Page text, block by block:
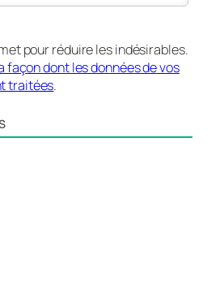
pour réduire les indésirables.
façon dont les données de vos
traitées.